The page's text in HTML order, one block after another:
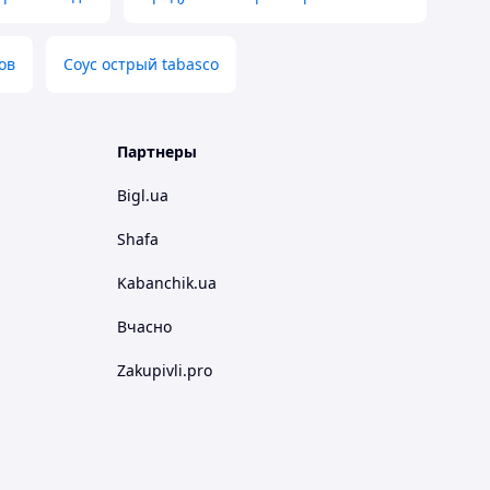
Соус острый tabasco
Партнеры
Bigl.ua
Shafa
Kabanchik.ua
Вчасно
Zakupivli.pro